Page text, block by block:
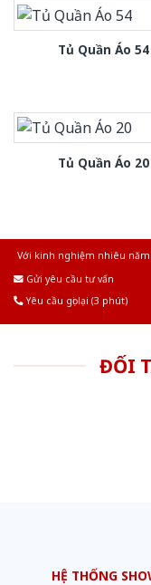
Tủ Quần Áo 54
Tủ Quần Áo 20
Với kinh nghiệm nhiêu
Gửi yêu cầu tư vấn
Yêu cầu gọi lại (3 phút)
ĐỐI
HỆ THỐNG